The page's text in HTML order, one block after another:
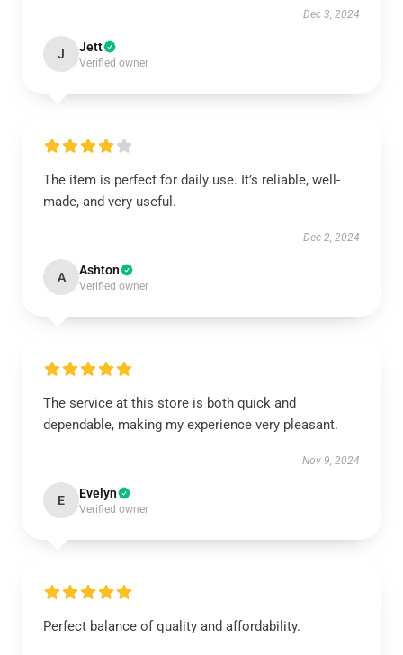
Dec 3, 2024
J Jett
Verified owner
The item is perfect for daily use. It’s reliable, well-
made, and very useful.
Dec 2, 2024
A Ashton
Verified owner
The service at this store is both quick and
dependable, making my experience very pleasant.
Nov 9, 2024
E Evelyn
Verified owner
Perfect balance of quality and affordability.